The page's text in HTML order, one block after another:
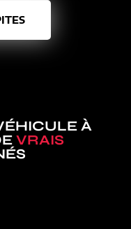
À
VRAIS